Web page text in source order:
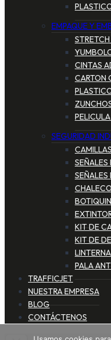
EMPAQUE Y
CINTAS
CARTON
SEGURIDAD
SEÑALES
SEÑALES
KIT DE
KIT DE
PALA
TRAFFICJET
NUESTRA EMPRESA
BLOG
CONTÁCTENOS